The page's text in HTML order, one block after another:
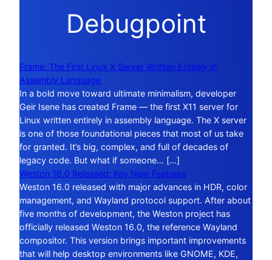
Debugpoint
Frame: The First Linux X Server Written Entirely in
Assembly Language
In a bold move toward ultimate minimalism, developer
Geir Isene has created Frame — the first X11 server for
Linux written entirely in assembly language. The X server
is one of those foundational pieces that most of us take
for granted. It’s big, complex, and full of decades of
legacy code. But what if someone… […]
Weston 16.0 Released: Key New Features
Weston 16.0 released with major advances in HDR, color
management, and Wayland protocol support. After about
five months of development, the Weston project has
officially released Weston 16.0, the reference Wayland
compositor. This version brings important improvements
that will help desktop environments like GNOME, KDE,